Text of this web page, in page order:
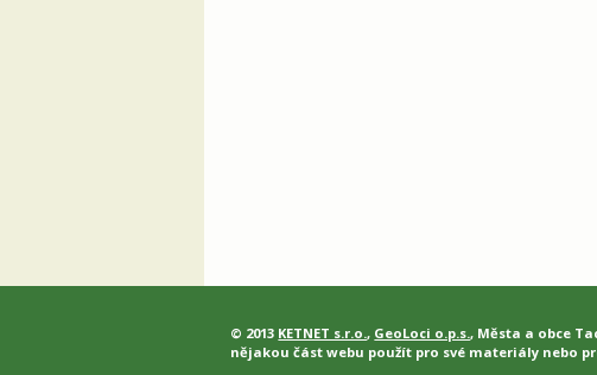
© 2013 KETNET s.r.o., GeoLoci o.p.s., Města a obce
nějakou část webu použít pro své materiály nebo